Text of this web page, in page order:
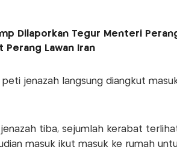
Dilaporkan Tegur Menteri
Perang Lawan Iran
jenazah langsung diangkut
tiba, sejumlah kerabat
masuk ikut masuk ke rumah